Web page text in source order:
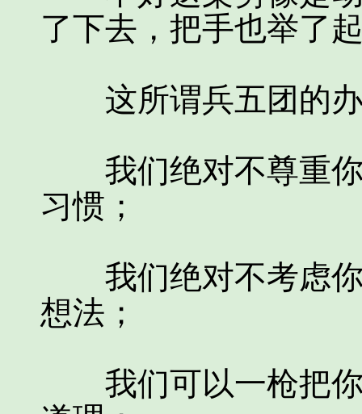
了下去，把手也举
这所谓兵五团的办
我们绝对不尊重你
习惯；
我们绝对不考虑你
想法；
我们可以一枪把你